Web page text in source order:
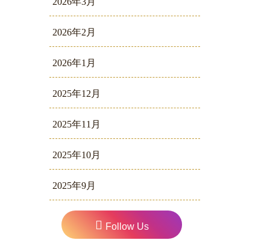
2026年2月
2026年1月
2025年12月
2025年11月
2025年10月
2025年9月
Follow Us